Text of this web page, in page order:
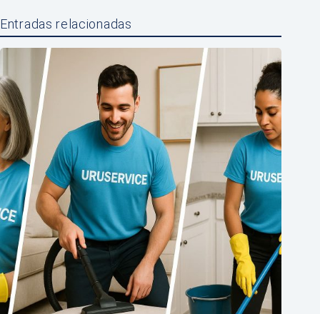
Entradas relacionadas